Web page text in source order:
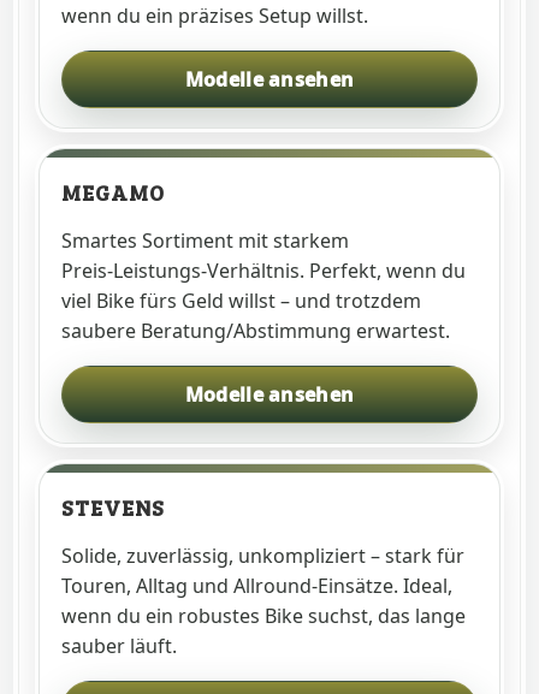
wenn du ein präzises Setup willst.
Modelle ansehen
MEGAMO
Smartes Sortiment mit starkem
Preis‑Leistungs‑Verhältnis. Perfekt, wenn du
viel Bike fürs Geld willst – und trotzdem
saubere Beratung/Abstimmung erwartest.
Modelle ansehen
STEVENS
Solide, zuverlässig, unkompliziert – stark für
Touren, Alltag und Allround‑Einsätze. Ideal,
wenn du ein robustes Bike suchst, das lange
sauber läuft.